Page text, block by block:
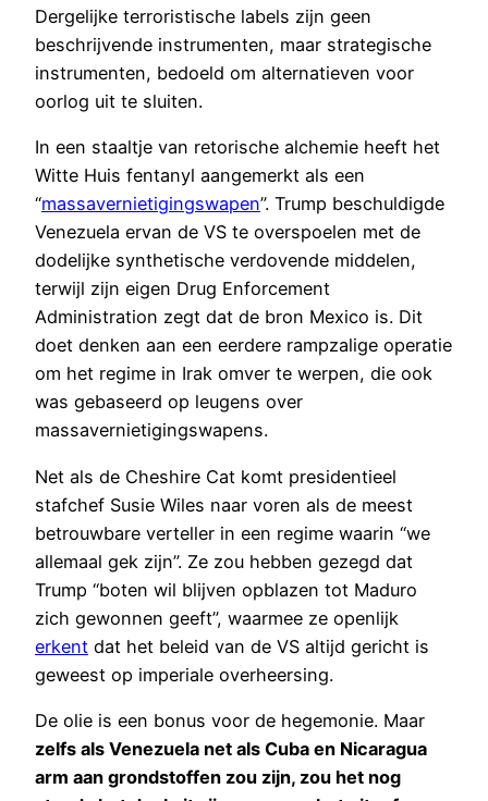
Dergelijke terroristische labels zijn geen
beschrijvende instrumenten, maar strategische
instrumenten, bedoeld om alternatieven voor
oorlog uit te sluiten.
In een staaltje van retorische alchemie heeft het
Witte Huis fentanyl aangemerkt als een
“massavernietigingswapen”. Trump beschuldigde
Venezuela ervan de VS te overspoelen met de
dodelijke synthetische verdovende middelen,
terwijl zijn eigen Drug Enforcement
Administration zegt dat de bron Mexico is. Dit
doet denken aan een eerdere rampzalige operatie
om het regime in Irak omver te werpen, die ook
was gebaseerd op leugens over
massavernietigingswapens.
Net als de Cheshire Cat komt presidentieel
stafchef Susie Wiles naar voren als de meest
betrouwbare verteller in een regime waarin “we
allemaal gek zijn”. Ze zou hebben gezegd dat
Trump “boten wil blijven opblazen tot Maduro
zich gewonnen geeft”, waarmee ze openlijk
erkent dat het beleid van de VS altijd gericht is
geweest op imperiale overheersing.
De olie is een bonus voor de hegemonie. Maar
zelfs als Venezuela net als Cuba en Nicaragua
arm aan grondstoffen zou zijn, zou het nog